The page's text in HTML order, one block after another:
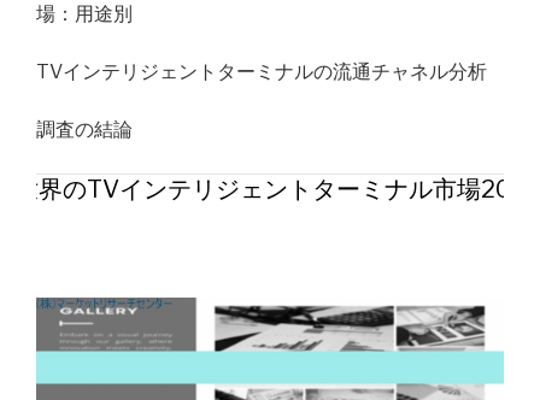
場：用途別
TVインテリジェントターミナルの流通チャネル分析
調査の結論
世界のTVインテリジェントターミナル市場